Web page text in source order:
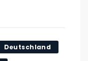
Deutschland